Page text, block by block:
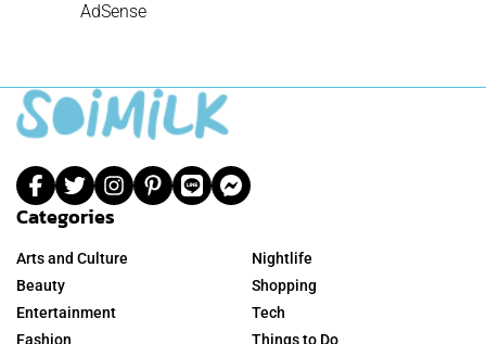
AdSense
Categories
Arts and Culture
Beauty
Entertainment
Fashion
Nightlife
Shopping
Tech
Things to Do